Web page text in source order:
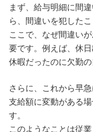
まず、給与明細に間
ら、間違いを犯した
ここで、なぜ間違い
要です。例えば、休
休暇だったのに欠勤
さらに、これから早
支給額に変動がある
す。
このようなことは従